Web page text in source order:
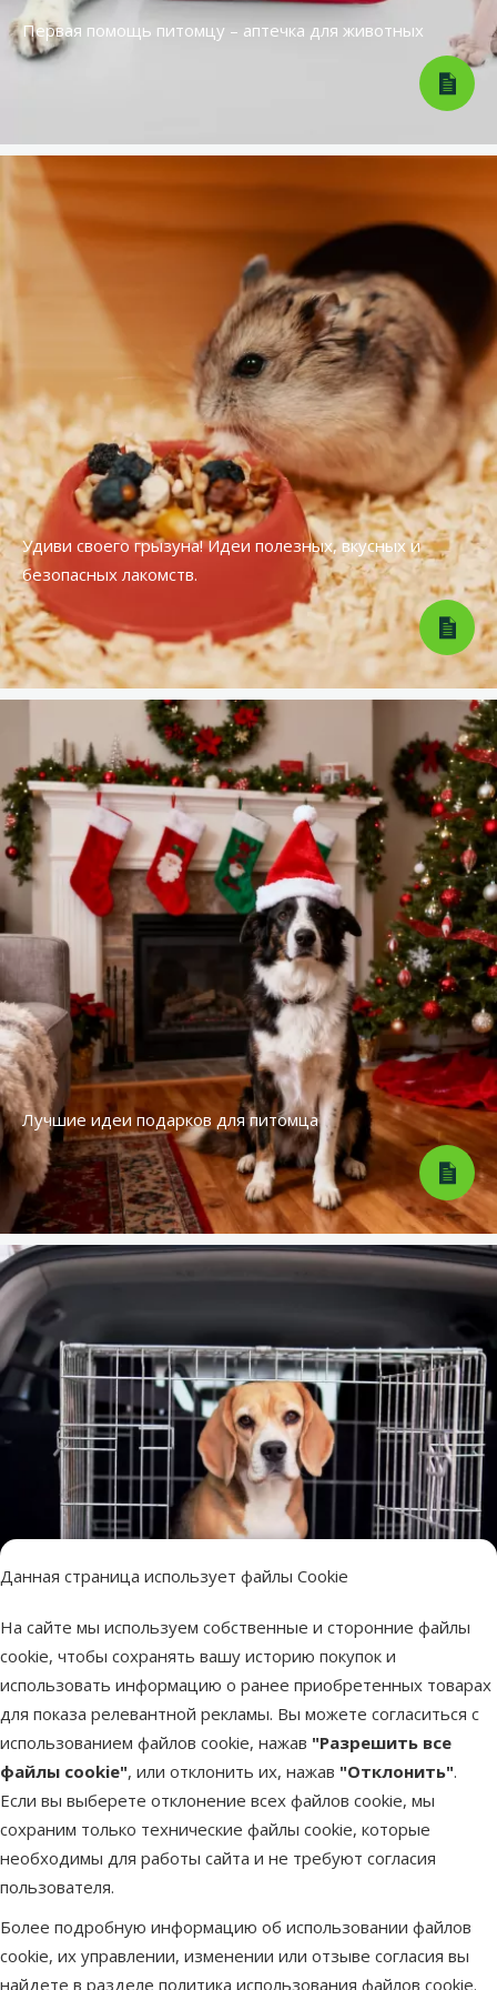
Данная страница использует файлы Cookie
На сайте мы используем собственные и сторонние файлы
cookie, чтобы сохранять вашу историю покупок и
использовать информацию о ранее приобретенных товарах
для показа релевантной рекламы. Вы можете согласиться с
использованием файлов cookie, нажав "Разрешить все
файлы cookie", или отклонить их, нажав "Отклонить".
Если вы выберете отклонение всех файлов cookie, мы
сохраним только технические файлы cookie, которые
необходимы для работы сайта и не требуют согласия
пользователя.
Более подробную информацию об использовании файлов
cookie, их управлении, изменении или отзыве согласия вы
найдете в разделе политика использования файлов cookie.
Первая помощь питомцу – аптечка для животных
Удиви своего грызуна! Идеи полезных, вкусных и
безопасных лакомств.
Лучшие идеи подарков для питомца
Перевозка животных – советы для владельцев
питомцев